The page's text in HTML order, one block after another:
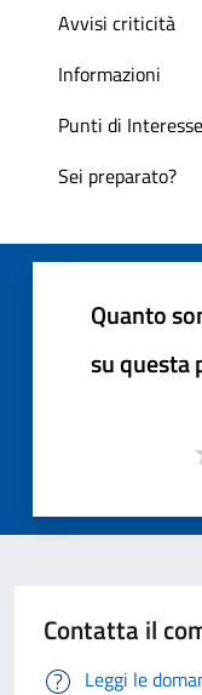
Avvisi criticità
Informazioni
Punti di Interesse
Sei preparato?
Quanto
su questa
Contatta il
Leggi le